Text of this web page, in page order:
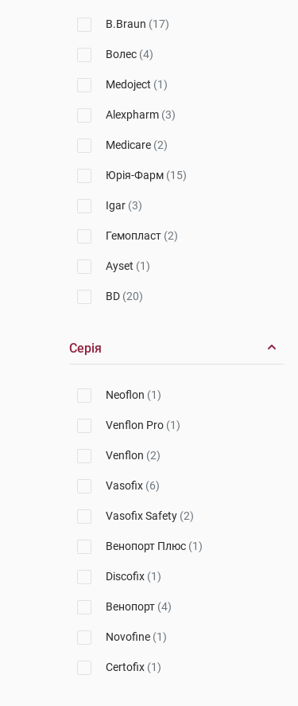
B.Braun (17)
Волес (4)
Medoject (1)
Alexpharm (3)
Medicare (2)
Юрія-Фарм (15)
Igar (3)
Гемопласт (2)
Ayset (1)
BD (20)
Серія
Neoflon (1)
Venflon Pro (1)
Venflon (2)
Vasofix (6)
Vasofix Safety (2)
Венопорт Плюс (1)
Discofix (1)
Венопорт (4)
Novofine (1)
Certofix (1)